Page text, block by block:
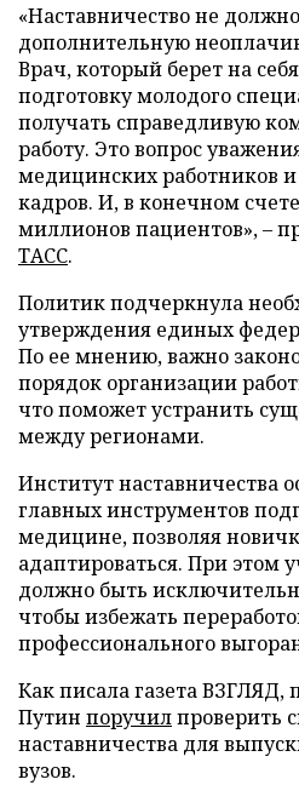
«Наставничество не
дополнительную
Врач, который берет на
подготовку молодого
получать справедливую
работу. Это вопрос
медицинских работников и
кадров. И, в конечном
миллионов пациентов», –
ТАСС.
Политик подчеркнула
утверждения единых
По ее мнению, важно
порядок организации
что поможет устранить
между регионами.
Институт наставничества
главных инструментов
медицине, позволяя
адаптироваться. При этом
должно быть
чтобы избежать
профессионального
Как писала газета
Путин поручилпроверить
наставничества для
вузов.